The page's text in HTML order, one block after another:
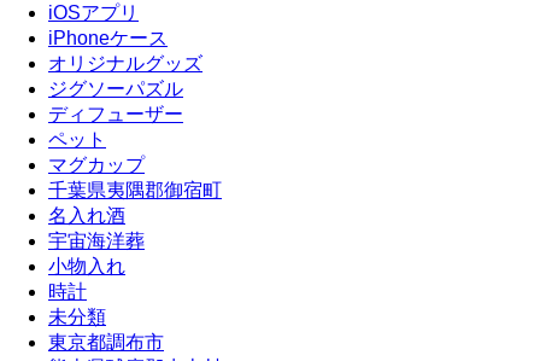
iOSアプリ
iPhoneケース
オリジナルグッズ
ジグソーパズル
ディフューザー
ペット
マグカップ
千葉県夷隅郡御宿町
名入れ酒
宇宙海洋葬
小物入れ
時計
未分類
東京都調布市